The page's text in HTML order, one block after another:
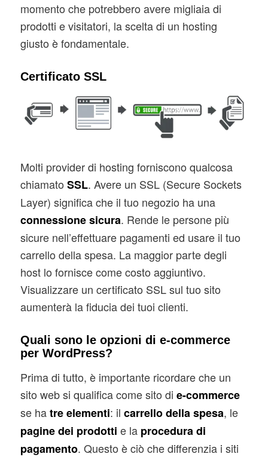
momento che potrebbero avere migliaia di
prodotti e visitatori, la scelta di un hosting
giusto è fondamentale.
Certificato SSL
Molti provider di hosting forniscono qualcosa
chiamato SSL. Avere un SSL (Secure Sockets
Layer) significa che il tuo negozio ha una
connessione sicura. Rende le persone più
sicure nell’effettuare pagamenti ed usare il tuo
carrello della spesa. La maggior parte degli
host lo fornisce come costo aggiuntivo.
Visualizzare un certificato SSL sul tuo sito
aumenterà la fiducia dei tuoi clienti.
Quali sono le opzioni di e-commerce
per WordPress?
Prima di tutto, è importante ricordare che un
sito web si qualifica come sito di e-commerce
se hatre elementi: il carrello della spesa, le
pagine dei prodotti e la procedura di
pagamento. Questo è ciò che differenzia i siti